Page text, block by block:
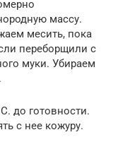
массу.
месить, пока
переборщили с
муки. Убираем
до готовности.
с нее кожуру.